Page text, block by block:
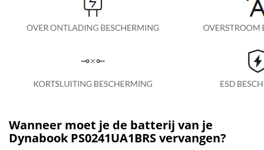
Wanneer moet je de batterij van je
Dynabook PS0241UA1BRS vervangen?